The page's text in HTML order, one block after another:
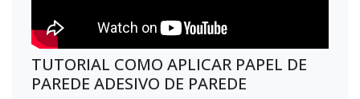
TUTORIAL COMO APLICAR PAPEL DE
PAREDE ADESIVO DE PAREDE